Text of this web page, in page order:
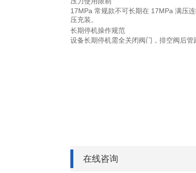
17MPa 常规款不可长期在 17MPa 满压
压充装。
长期停机操作规范
设备长期停机需全关闭阀门，排空阀后
在线咨询